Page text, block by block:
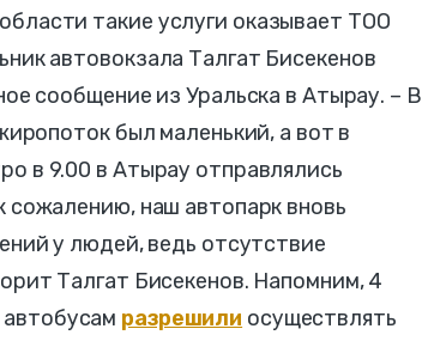
такие услуги оказывает ТОО
автовокзала Талгат Бисекенов
сообщение из Уральска в Атырау. – В
был маленький, а вот в
в 9.00 в Атырау отправлялись
наш автопарк вновь
у людей, ведь отсутствие
Талгат Бисекенов. Напомним, 4
разрешили осуществлять